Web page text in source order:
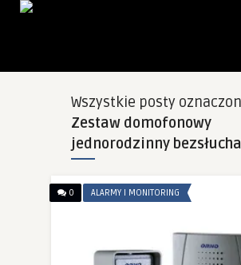
Wszystkie posty
Zestaw domofonowy
jednorodzinny
0 ALARMY I MONITORING